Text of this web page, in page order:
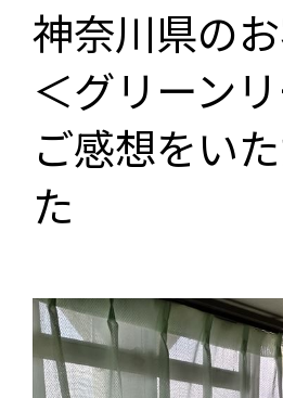
神奈川県の
＜グリーン
ご感想をい
た